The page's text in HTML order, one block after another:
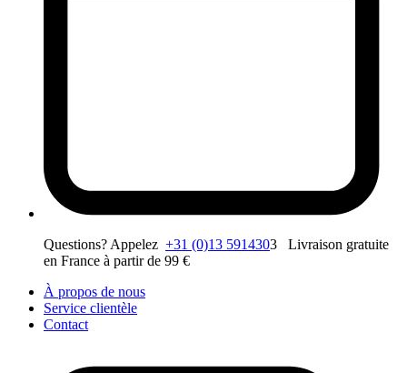
Questions? Appelez +31 (0)13 5914303 Livraison gratuite
en France à partir de 99 €
À propos de nous
Service clientèle
Contact